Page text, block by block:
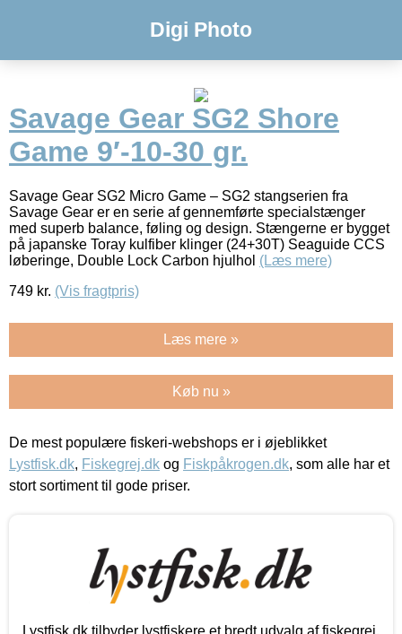
Digi Photo
Savage Gear SG2 Shore
Game 9′-10-30 gr.
Savage Gear SG2 Micro Game – SG2 stangserien fra
Savage Gear er en serie af gennemførte specialstænger
med superb balance, føling og design. Stængerne er bygget
på japanske Toray kulfiber klinger (24+30T) Seaguide CCS
løberinge, Double Lock Carbon hjulhol (Læs mere)
749 kr. (Vis fragtpris)
Læs mere »
Køb nu »
De mest populære fiskeri-webshops er i øjeblikket
Lystfisk.dk, Fiskegrej.dk og Fiskpåkrogen.dk, som alle har et
stort sortiment til gode priser.
Lystfisk.dk tilbyder lystfiskere et bredt udvalg af fiskegrej.